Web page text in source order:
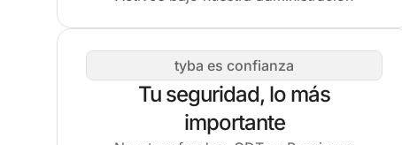
tyba es confianza
Tu seguridad, lo más
importante